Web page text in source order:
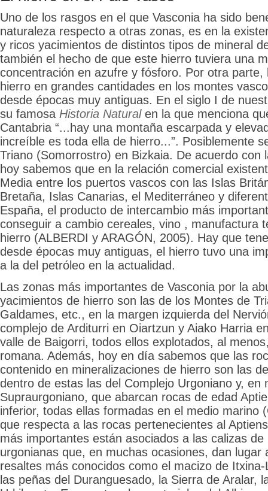
Uno de los rasgos en el que Vasconia ha sido
naturaleza respecto a otras zonas, es en la
y ricos yacimientos de distintos tipos de mineral
también el hecho de que este hierro tuviera una
concentración en azufre y fósforo. Por otra parte,
hierro en grandes cantidades en los montes
desde épocas muy antiguas. En el siglo I de
su famosa Historia Naturalen la que menciona
Cantabria “...hay una montaña escarpada y
increíble es toda ella de hierro...”. Posiblemente
Triano (Somorrostro) en Bizkaia. De acuerdo con
hoy sabemos que en la relación comercial
Media entre los puertos vascos con las Islas
Bretaña, Islas Canarias, el Mediterráneo y
España, el producto de intercambio más
conseguir a cambio cereales, vino , manufactura
hierro (ALBERDI y ARAGÓN, 2005). Hay que
desde épocas muy antiguas, el hierro tuvo una
a la del petróleo en la actualidad.
Las zonas más importantes de Vasconia por la
yacimientos de hierro son las de los Montes de
Galdames, etc., en la margen izquierda del
complejo de Arditurri en Oiartzun y Aiako Harria
valle de Baigorri, todos ellos explotados, al
romana. Además, hoy en día sabemos que las
contenido en mineralizaciones de hierro son las
dentro de estas las del Complejo Urgoniano y, en
Supraurgoniano, que abarcan rocas de edad
inferior, todas ellas formadas en el medio marino
que respecta a las rocas pertenecientes al
más importantes están asociados a las calizas de
urgonianas que, en muchas ocasiones, dan lugar
resaltes más conocidos como el macizo de
las peñas del Duranguesado, la Sierra de Aralar,